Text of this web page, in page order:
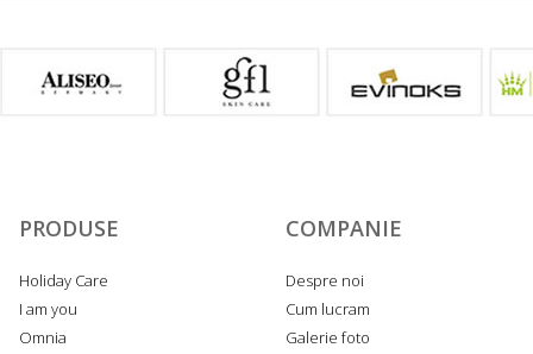
PRODUSE
Holiday Care
I am you
Omnia
COMPANIE
Despre noi
Cum lucram
Galerie foto